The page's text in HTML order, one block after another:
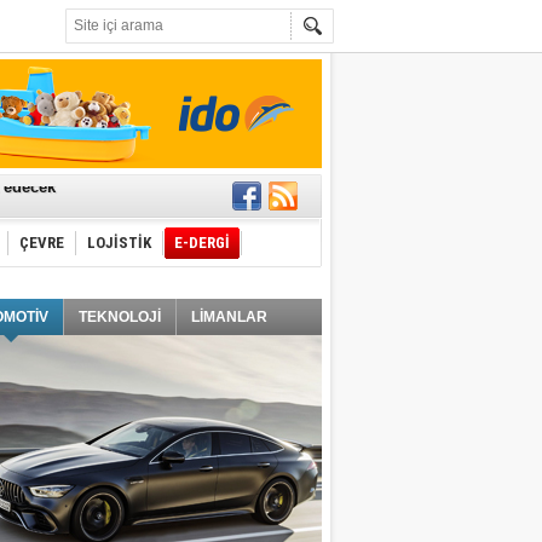
ÇEVRE LOJİSTİK E-DERGİ
TEKNOLOJİ LİMANLAR